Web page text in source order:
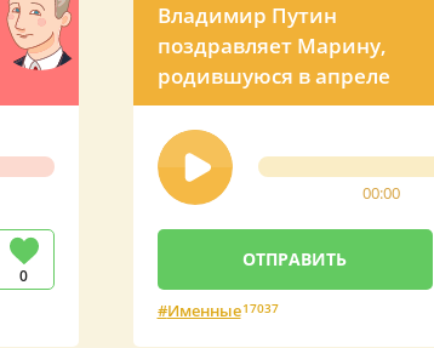
0
Владимир Путин
поздравляет Марину,
родившуюся в апреле
00:00
Именные17037